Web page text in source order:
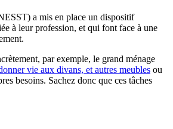
a mis en place un dispositif
à leur profession, et qui font face à une
par exemple, le grand ménage
vie aux divans, et autres meubles ou
besoins. Sachez donc que ces tâches